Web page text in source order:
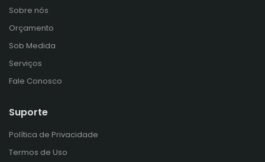
Sobre nós
Orçamento
Sob Medida
Serviços
Fale Conosco
Suporte
Política de Privacidade
Termos de Uso